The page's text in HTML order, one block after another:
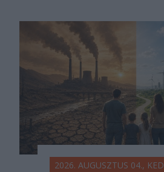
2026. AUGUSZTUS 04.,